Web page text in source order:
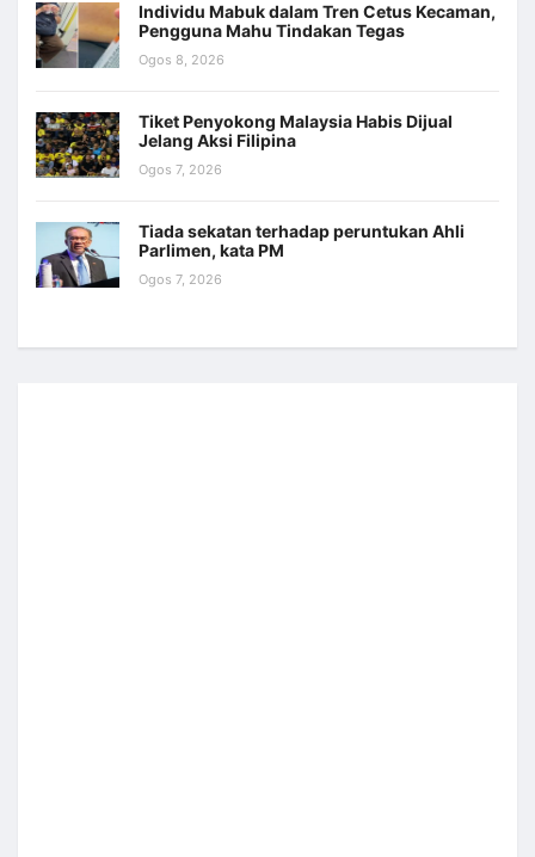
Individu Mabuk dalam Tren Cetus Kecaman,
Pengguna Mahu Tindakan Tegas
Ogos 8, 2026
Tiket Penyokong Malaysia Habis Dijual
Jelang Aksi Filipina
Ogos 7, 2026
Tiada sekatan terhadap peruntukan Ahli
Parlimen, kata PM
Ogos 7, 2026